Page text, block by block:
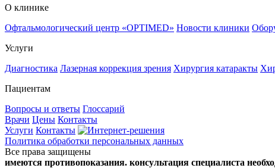
О клинике
Офтальмологический центр «OPTIMED» Новости клиники
Услуги
Диагностика Лазерная коррекция зрения Хирургия катаракты
Пациентам
Вопросы и ответы Глоссарий
Врачи Цены Контакты
Услуги Контакты
Политика обработки персональных данных
Все права защищены
имеются противопоказания. консультация специалиста